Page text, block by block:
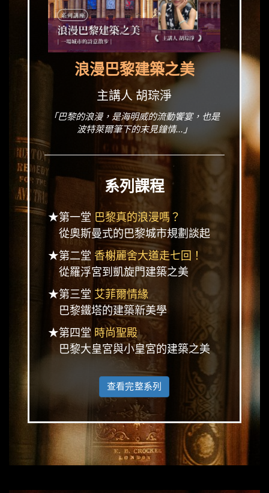
浪漫巴黎建築之美
主講人 胡琮淨
「巴黎的浪漫，是海明威的流動饗宴，也是
波特萊爾筆下的末見鐘情...」
系列課程
★第一堂 巴黎真的浪漫嗎？
從奧斯曼式的巴黎城市規劃談起
★第二堂 香榭麗舍大道走七回！
從羅浮宮到凱旋門建築之美
★第三堂 艾菲爾情緣
巴黎鐵塔的建築新美學
★第四堂 時尚聖殿
巴黎大皇宮與小皇宮的建築之美
查看完整系列